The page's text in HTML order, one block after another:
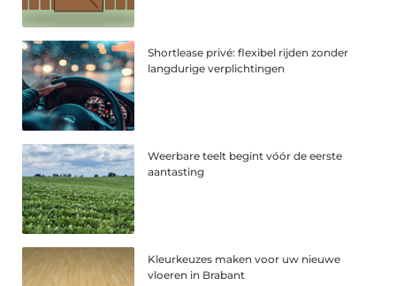
Shortlease privé: flexibel rijden zonder
langdurige verplichtingen
Weerbare teelt begint vóór de eerste
aantasting
Kleurkeuzes maken voor uw nieuwe
vloeren in Brabant